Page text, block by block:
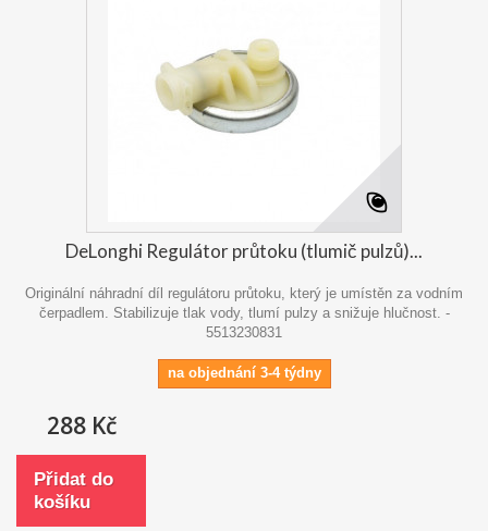
DeLonghi Regulátor průtoku (tlumič pulzů)...
Originální náhradní díl regulátoru průtoku, který je umístěn za vodním
čerpadlem. Stabilizuje tlak vody, tlumí pulzy a snižuje hlučnost. -
5513230831
na objednání 3-4 týdny
288 Kč
Přidat do
košíku